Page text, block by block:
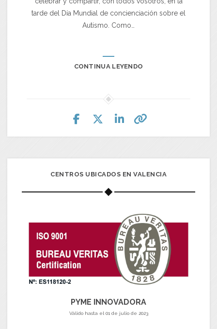
tarde del Día Mundial de concienciación sobre el
Autismo. Como…
CONTINUA LEYENDO
CENTROS UBICADOS EN VALENCIA
PYME INNOVADORA
Válido hasta el 01 de julio de 2023